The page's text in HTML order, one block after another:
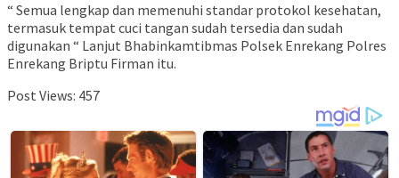
“ Semua lengkap dan memenuhi standar protokol kesehatan,
termasuk tempat cuci tangan sudah tersedia dan sudah
digunakan “ Lanjut Bhabinkamtibmas Polsek Enrekang Polres
Enrekang Briptu Firman itu.
Post Views: 457